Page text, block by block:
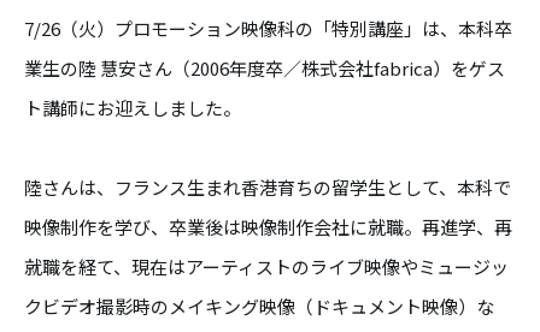
7/26（火）プロモーション映像科の「特別講座」は、本科卒
業生の陸 慧安さん（2006年度卒／株式会社fabrica）をゲス
ト講師にお迎えしました。
陸さんは、フランス生まれ香港育ちの留学生として、本科で
映像制作を学び、卒業後は映像制作会社に就職。再進学、再
就職を経て、現在はアーティストのライブ映像やミュージッ
クビデオ撮影時のメイキング映像（ドキュメント映像）な